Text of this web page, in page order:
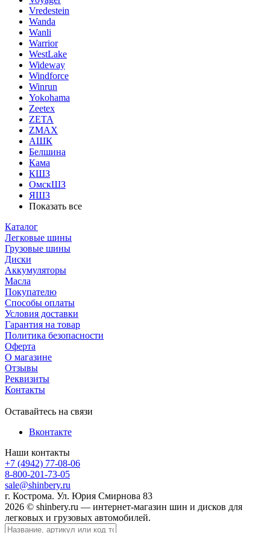
Vredestein
Wanda
Wanli
Warrior
WestLake
Wideway
Windforce
Winrun
Yokohama
Zeetex
ZETA
ZMAX
АШК
Белшина
Кама
КШЗ
ОмскШЗ
ЯШЗ
Показать все
Каталог
Легковые шины
Грузовые шины
Диски
Аккумуляторы
Масла
Покупателю
Способы оплаты
Условия доставки
Гарантия на товар
Политика безопасности
Оферта
О магазине
Отзывы
Реквизиты
Контакты
Оставайтесь на связи
Вконтакте
Наши контакты
+7 (4942) 77-08-06
8-800-201-73-05
sale@shinbery.ru
г. Кострома. Ул. Юрия Смирнова 83
2026 © shinbery.ru — интернет-магазин шин и дисков для
легковых и грузовых автомобилей.